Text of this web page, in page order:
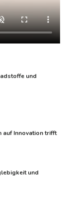
und
auf Innovation trifft
und